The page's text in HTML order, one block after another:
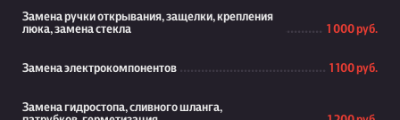
Замена ручки открывания, защелки, крепления
люка, замена стекла
1 000 руб.
Замена электрокомпонентов 1 100 руб.
Замена гидростопа, сливного шланга,